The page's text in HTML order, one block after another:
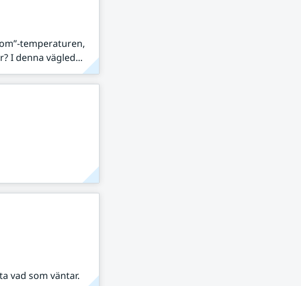
temperaturen,
I denna vägled...
vad som väntar.